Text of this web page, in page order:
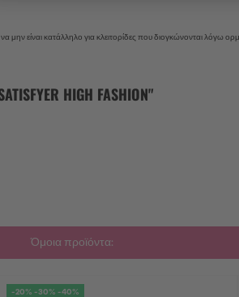
είναι κατάλληλο για κλειτορίδες που διογκώνονται λόγω
HIGH FASHION"
Όμοια προϊόντα:
-20% -30% -40%